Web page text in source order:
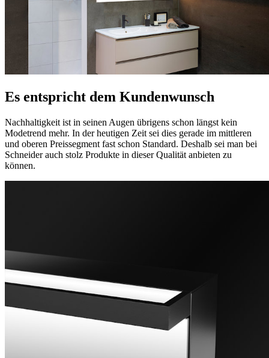
Es entspricht dem Kundenwunsch
Nachhaltigkeit ist in seinen Augen übrigens schon längst kein
Modetrend mehr. In der heutigen Zeit sei dies gerade im mittleren
und oberen Preissegment fast schon Standard. Deshalb sei man bei
Schneider auch stolz Produkte in dieser Qualität anbieten zu
können.